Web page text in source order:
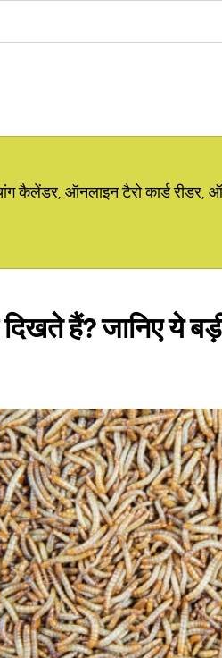
कैलेंडर, ऑनलाइन टैरो कार्ड रीडर,
हैं? जानिए ये